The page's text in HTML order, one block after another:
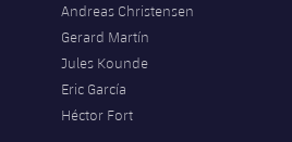
Andreas Christensen
Gerard Martín
Jules Kounde
Eric García
Héctor Fort